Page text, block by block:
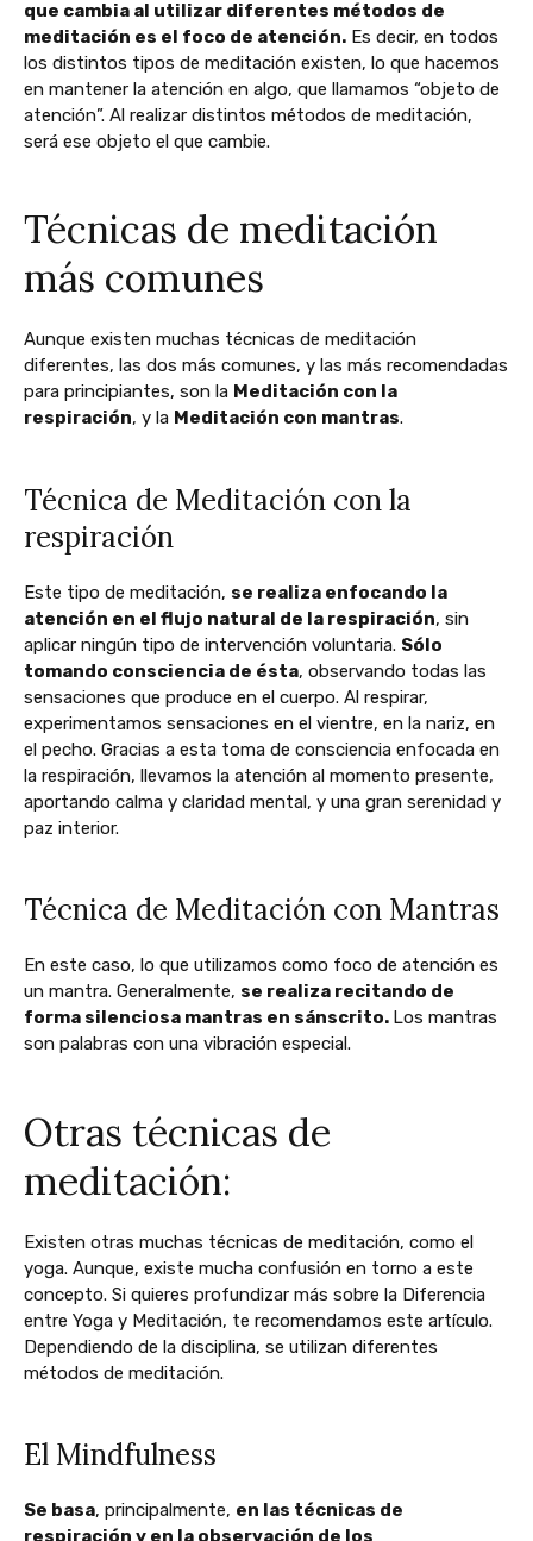
que cambia al utilizar diferentes métodos de
meditación es el foco de atención. Es decir, en todos
los distintos tipos de meditación existen, lo que hacemos
en mantener la atención en algo, que llamamos “objeto de
atención”. Al realizar distintos métodos de meditación,
será ese objeto el que cambie.
Técnicas de meditación
más comunes
Aunque existen muchas técnicas de meditación
diferentes, las dos más comunes, y las más recomendadas
para principiantes, son la Meditación con la
respiración, y la Meditación con mantras.
Técnica de Meditación con la
respiración
Este tipo de meditación, se realiza enfocando la
atención en el flujo natural de la respiración, sin
aplicar ningún tipo de intervención voluntaria. Sólo
tomando consciencia de ésta, observando todas las
sensaciones que produce en el cuerpo. Al respirar,
experimentamos sensaciones en el vientre, en la nariz, en
el pecho. Gracias a esta toma de consciencia enfocada en
la respiración, llevamos la atención al momento presente,
aportando calma y claridad mental, y una gran serenidad y
paz interior.
Técnica de Meditación con Mantras
En este caso, lo que utilizamos como foco de atención es
un mantra. Generalmente, se realiza recitando de
forma silenciosa mantras en sánscrito. Los mantras
son palabras con una vibración especial.
Otras técnicas de
meditación:
Existen otras muchas técnicas de meditación, como el
yoga. Aunque, existe mucha confusión en torno a este
concepto. Si quieres profundizar más sobre la Diferencia
entre Yoga y Meditación, te recomendamos este artículo.
Dependiendo de la disciplina, se utilizan diferentes
métodos de meditación.
El Mindfulness
Se basa, principalmente, en las técnicas de
respiración y en la observación de los